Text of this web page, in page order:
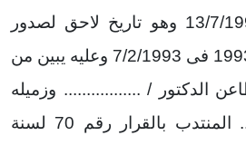
المستشفيات فى 13/7/1993 وهو تاريخ لاحق لصدور
القرار رقم 70 لسنة 1993 فى 7/2/1993 وعليه يبين من
الدكتور / ................. وزميله
الطبيب / .................. المنتدب بالقرار رقم 70 لسنة